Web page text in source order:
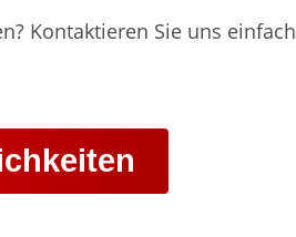
Kontaktieren Sie uns einfach